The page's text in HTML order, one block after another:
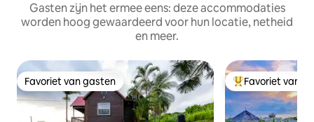
Gasten zijn het ermee eens: deze accommodaties
worden hoog gewaardeerd voor hun locatie, netheid
en meer.
Favoriet van gasten
Favoriet van gasten Topfavoriet van
Favoriet van